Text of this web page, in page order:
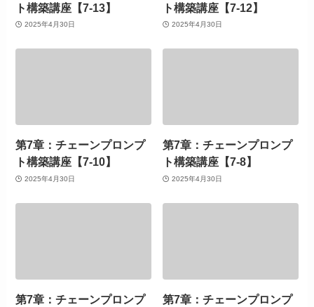
ト構築講座【7-13】
2025年4月30日
ト構築講座【7-12】
2025年4月30日
第7章：チェーンプロンプ
ト構築講座【7-10】
2025年4月30日
第7章：チェーンプロンプ
ト構築講座【7-8】
2025年4月30日
第7章：チェーンプロンプ
第7章：チェーンプロンプ